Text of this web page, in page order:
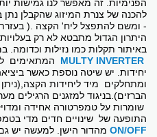
הפנימיות. זה מאפשר לנו גמישות
- ומשם להתפצל ליח' הקצה .( בעזרת
היתרון הגדול מתבטא לא רק
באיתור תקלות כמו נזילות וכדומה.
MULTY INVERTER
יחידות. יש שיטה נוספת כאשר
ומתחלקים מיד ליחידות
הברזים).בניגוד למזגנים הרגילים
שומרות על טמפרטורה אחידה
התופעה של שינויים חדים מדי
ON/OFF